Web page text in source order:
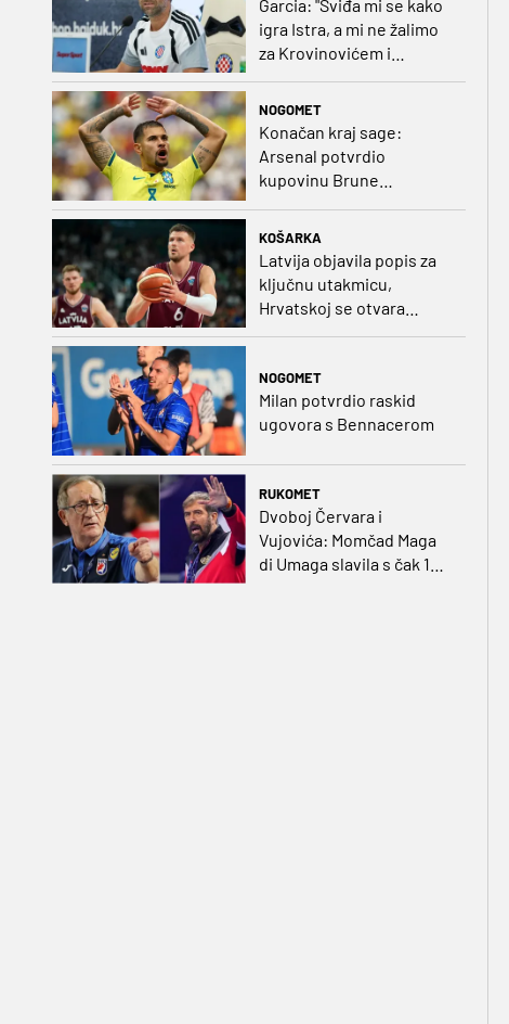
Garcia: "Sviđa mi se kako
igra Istra, a mi ne žalimo
za Krovinovićem i
NOGOMET
Konačan kraj sage:
Arsenal potvrdio
kupovinu Brune
KOŠARKA
Latvija objavila popis za
ključnu utakmicu,
Hrvatskoj se otvara
velika prilika
NOGOMET
Milan potvrdio raskid
ugovora s Bennacerom
RUKOMET
Dvoboj Červara i
Vujovića: Momčad Maga
di Umaga slavila s čak 12